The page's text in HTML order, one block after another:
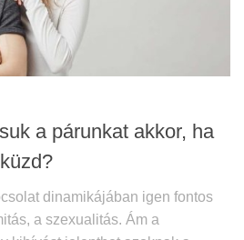
a párunkat akkor, ha
dinamikájában igen fontos
a szexualitás. Ám a